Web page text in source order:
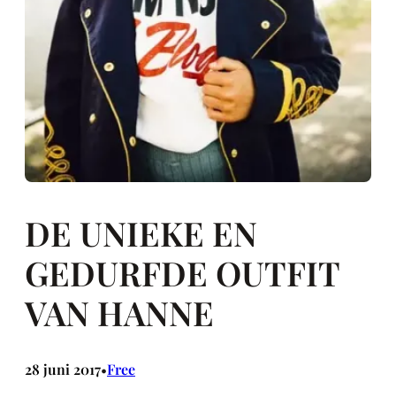
DE UNIEKE EN
GEDURFDE OUTFIT
VAN HANNE
28 juni 2017•Free